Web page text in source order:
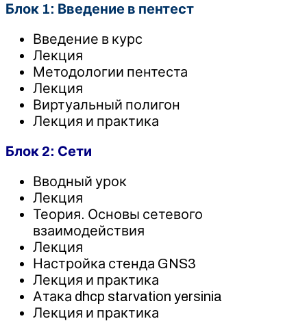
Блок 1: Введение в пентест
Введение в курс
Лекция
Методологии пентеста
Лекция
Виртуальный полигон
Лекция и практика
Блок 2: Сети
Вводный урок
Лекция
Теория. Основы сетевого
взаимодействия
Лекция
Настройка стенда GNS3
Лекция и практика
Атака dhcp starvation yersinia
Лекция и практика